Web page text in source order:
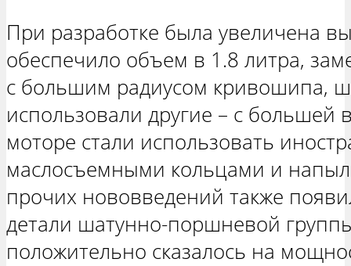
При разработке была увеличена
обеспечило объем в 1.8 литра,
с большим радиусом кривошипа,
использовали другие – с
моторе стали использовать
маслосъемными кольцами и
прочих нововведений также
детали шатунно-поршневой
положительно сказалось на